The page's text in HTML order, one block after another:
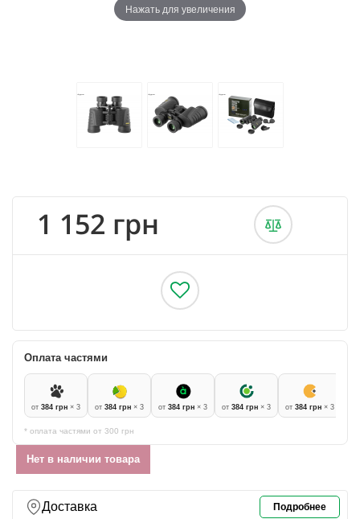
Нажать для увеличения
1 152 грн
Оплата частями
от 384 грн × 3 от 384 грн × 3 от 384 грн × 3 от 384 грн × 3 от 384 грн × 3
* оплата частями от 300 грн
Нет в наличии товара
Доставка Подробнее